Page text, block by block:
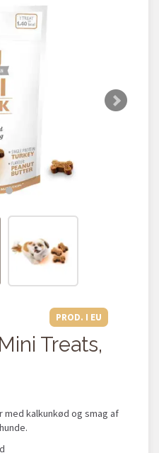
PROD. I EU
Treats,
kalkunkød og smag af